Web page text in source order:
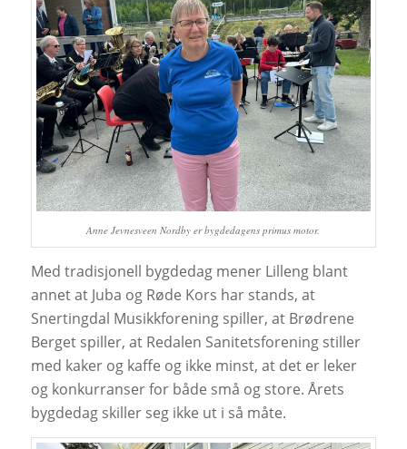
Anne Jevnesveen Nordby er bygdedagens primus motor.
Med tradisjonell bygdedag mener Lilleng blant
annet at Juba og Røde Kors har stands, at
Snertingdal Musikkforening spiller, at Brødrene
Berget spiller, at Redalen Sanitetsforening stiller
med kaker og kaffe og ikke minst, at det er leker
og konkurranser for både små og store. Årets
bygdedag skiller seg ikke ut i så måte.